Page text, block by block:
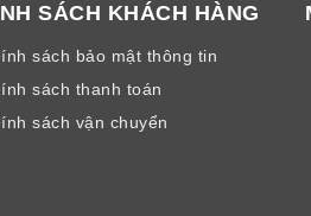
SÁCH KHÁCH HÀNG
sách bảo mật thông tin
sách thanh toán
sách vận chuyển